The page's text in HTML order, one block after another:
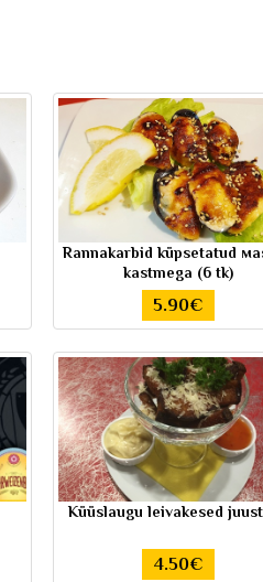
Rannakarbid küpsetatud
kastmega (6 tk)
5.90€
Küüslaugu leivakesed
4.50€